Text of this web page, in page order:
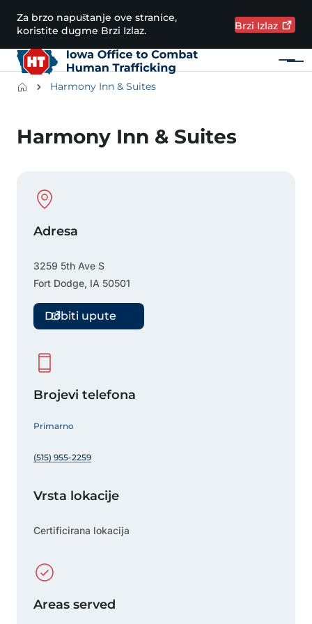
Preskoči na glavni sadržaj
Za brzo napuštanje ove stranice,
koristite dugme Brzi Izlaz.
Brzi Izlaz
Meni
BreadcrumbsHarmony Inn & Suites
Harmony Inn & Suites
Physical Location
Adresa
3259 5th Ave S
Fort Dodge, IA 50501
Dobiti upute
Brojevi telefona
Primarno
(515) 955-2259
Vrsta lokacije
Certificirana lokacija
Areas served